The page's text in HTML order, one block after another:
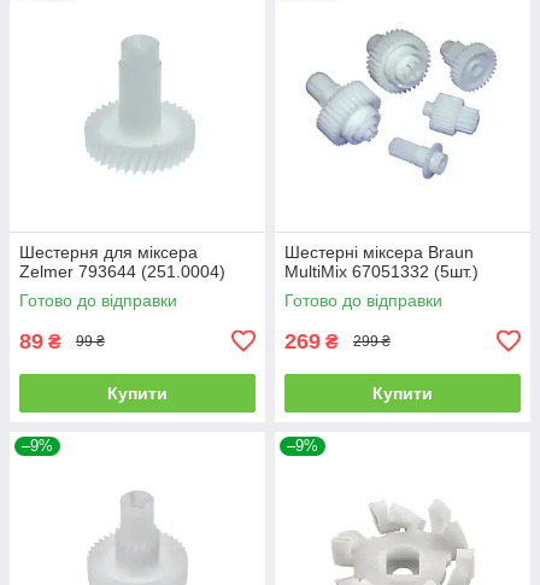
Шестерня для міксера
Zelmer 793644 (251.0004)
Готово до відправки
89 ₴ 99 ₴
Купити
Шестерні міксера Braun
MultiMix 67051332 (5шт.)
Готово до відправки
269 ₴ 299 ₴
Купити
–9% –9%